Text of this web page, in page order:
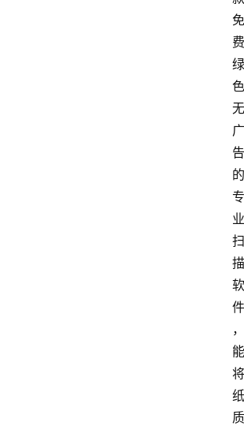
免
费
绿
色
无
广
告
的
专
业
扫
描
软
件
，
能
将
纸
质